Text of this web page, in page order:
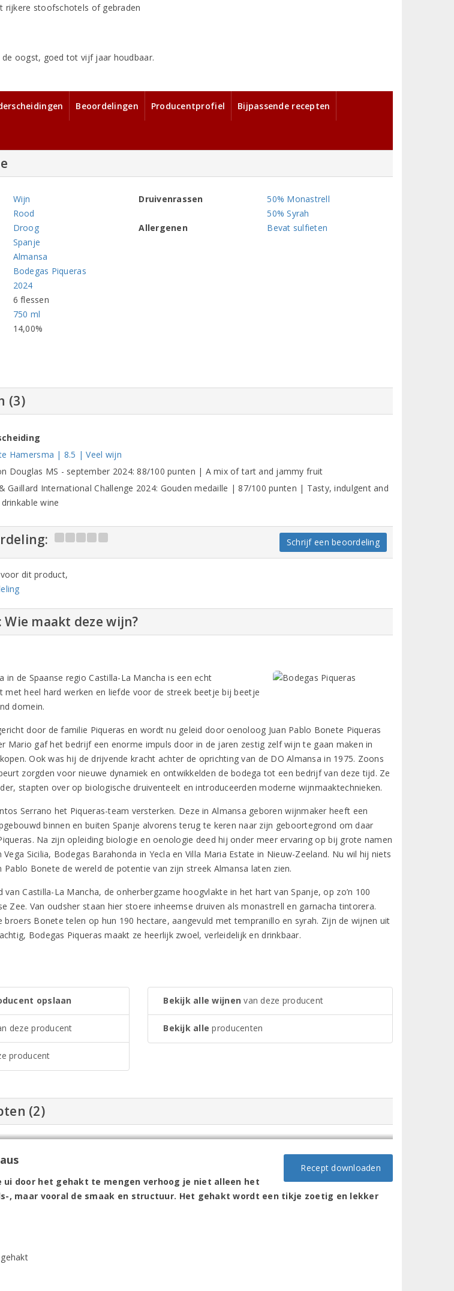
rijkere stoofschotels of gebraden
oogst, goed tot vijf jaar houdbaar.
Beoordelingen Producentprofiel Bijpassende recepten
Wijn
Rood
Droog
Spanje
Almansa
Bodegas Piqueras
2024
6 flessen
750 ml
14,00%
Druivenrassen
50% Monastrell
50% Syrah
Allergenen
Bevat sulfieten
(3)
Hamersma | 8.5 | Veel wijn
Douglas MS - september 2024: 88/100 punten | A mix of tart and jammy fruit
Gaillard International Challenge 2024: Gouden medaille | 87/100 punten | Tasty, indulgent and
wine
Schrijf een beoordeling
dit product,
maakt deze wijn?
in de Spaanse regio Castilla-La Mancha is een echt
met heel hard werken en liefde voor de streek beetje bij beetje
domein.
door de familie Piqueras en wordt nu geleid door oenoloog Juan Pablo Bonete Piqueras
Mario gaf het bedrijf een enorme impuls door in de jaren zestig zelf wijn te gaan maken in
Ook was hij de drijvende kracht achter de oprichting van de DO Almansa in 1975. Zoons
zorgden voor nieuwe dynamiek en ontwikkelden de bodega tot een bedrijf van deze tijd. Ze
stapten over op biologische druiventeelt en introduceerden moderne wijnmaaktechnieken.
Serrano het Piqueras-team versterken. Deze in Almansa geboren wijnmaker heeft een
binnen en buiten Spanje alvorens terug te keren naar zijn geboortegrond om daar
Na zijn opleiding biologie en oenologie deed hij onder meer ervaring op bij grote namen
Sicilia, Bodegas Barahonda in Yecla en Villa Maria Estate in Nieuw-Zeeland. Nu wil hij niets
Pablo Bonete de wereld de potentie van zijn streek Almansa laten zien.
Castilla-La Mancha, de onherbergzame hoogvlakte in het hart van Spanje, op zo’n 100
Zee. Van oudsher staan hier stoere inheemse druiven als monastrell en garnacha tintorera.
broers Bonete telen op hun 190 hectare, aangevuld met tempranillo en syrah. Zijn de wijnen uit
Bodegas Piqueras maakt ze heerlijk zwoel, verleidelijk en drinkbaar.
opslaan
deze producent
producent
Bekijk alle wijnen van deze producent
Bekijk alle producenten
(2)
Recept downloaden
ui door het gehakt te mengen verhoog je niet alleen het
, maar vooral de smaak en structuur. Het gehakt wordt een tikje zoetig en lekker